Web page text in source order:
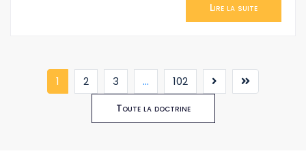
Lire la suite
1 (current)
2 3 ... 102
Toute la doctrine